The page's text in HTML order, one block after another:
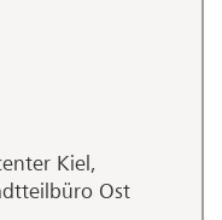
Kiel,
Ost